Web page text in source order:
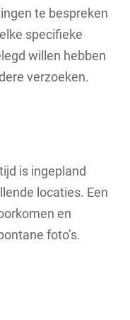
te bespreken
specifieke
willen hebben
verzoeken.
is ingepland
locaties. Een
en
foto’s.